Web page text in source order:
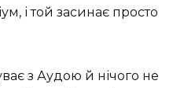
і той засинає просто
з Аудою й нічого не